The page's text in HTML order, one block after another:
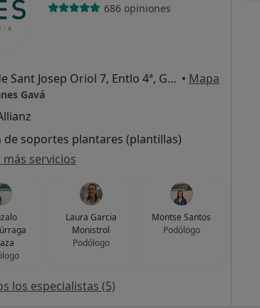
686 opiniones
Carrer de Sant Josep Oriol 7, Entlo 4ª, Gavà • Mapa
Gavá
de soportes plantares (plantillas)
servicios
Laura Garcia
Monistrol
Podólogo
Montse Santos
Podólogo
los especialistas (5)